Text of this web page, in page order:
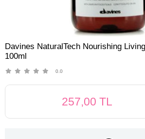
Davines NaturalTech Nourishing
100ml
0.0
257,00 TL